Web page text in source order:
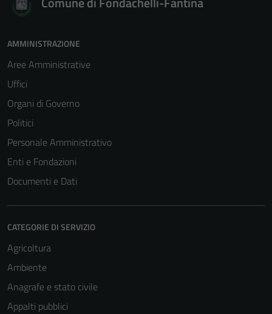
AMMINISTRAZIONE
Aree Amministrative
Uffici
Organi di Governo
Politici
Personale Amministrativo
Enti e Fondazioni
Documenti e Dati
CATEGORIE DI SERVIZIO
Agricoltura
Ambiente
Anagrafe e stato civile
Appalti pubblici